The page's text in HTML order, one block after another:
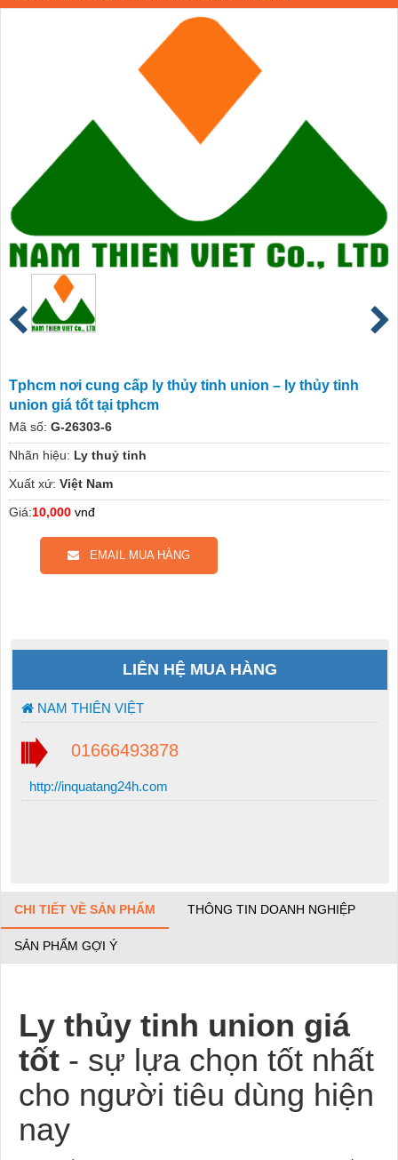
Tphcm nơi cung cấp ly thủy tinh union – ly thủy tinh
union giá tốt tại tphcm
Mã số: G-26303-6
Nhãn hiệu: Ly thuỷ tinh
Xuất xứ: Việt Nam
Giá:10,000 vnđ
EMAIL MUA HÀNG
LIÊN HỆ MUA HÀNG
NAM THIÊN VIỆT
01666493878
http://inquatang24h.com
CHI TIẾT VỀ SẢN PHẨM THÔNG TIN DOANH NGHIỆP
SẢN PHẨM GỢI Ý
Ly thủy tinh union giá
tốt - sự lựa chọn tốt nhất
cho người tiêu dùng hiện
nay